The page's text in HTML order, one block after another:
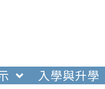
入學與升學